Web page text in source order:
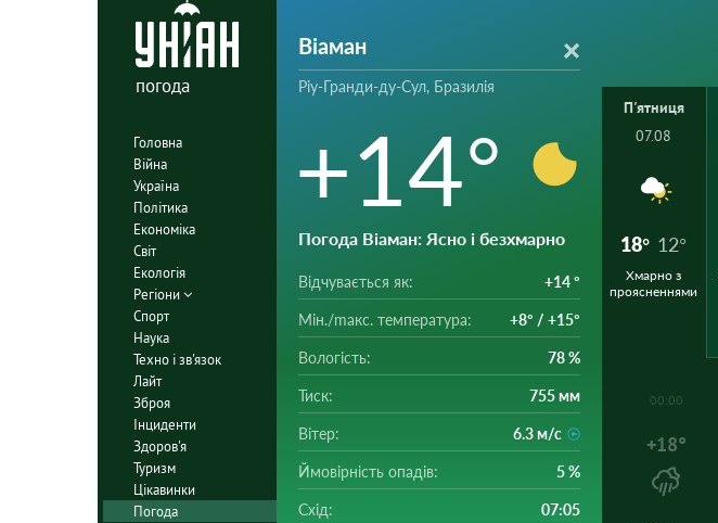
погода
Головна
Війна
Україна
Політика
Економіка
Світ
Екологія
Регіони
Спорт
Наука
Техно і зв'язок
Лайт
Зброя
Інциденти
Здоров'я
Туризм
Цікавинки
Погода
Віаман
Ріу-Гранди-ду-Сул, Бразилія
+14°
Погода Віаман: Ясно і безхмарно
Відчувається як: +14 °
Мін./mакс. температура: +8° / +15°
Вологість: 78 %
Тиск: 755 мм
Вітер: 6.3 м/с
Ймовірність опадів: 5 %
Схід: 07:05
П'ятниця
07.08
18° 12°
Хмарно з
проясненнями
00:00
+18°